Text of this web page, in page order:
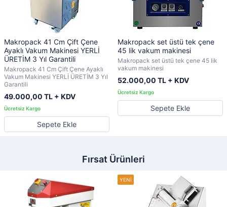
Makropack 41 Cm Çift Çene
Ayaklı Vakum Makinesi YERLİ
ÜRETİM 3 Yıl Garantili
Makropack 41 Cm Çift Çene Ayaklı
Vakum Makinesi YERLİ ÜRETİM 3 Yıl
Garantili
49.000,00 TL + KDV
Sepete Ekle
Makropack set üstü tek çene
45 lik vakum makinesi
Makropack set üstü tek çene 45 lik
vakum makinesi
52.000,00 TL + KDV
Sepete Ekle
Fırsat Ürünleri